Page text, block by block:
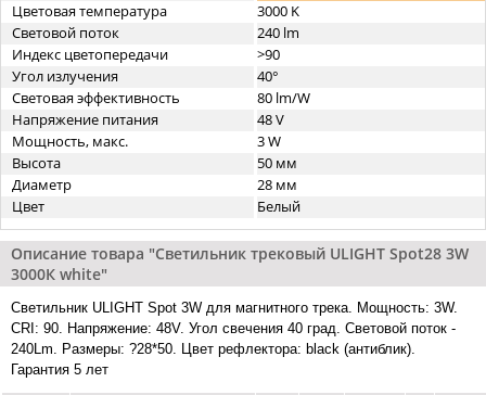
Цветовая температура
3000 K
Световой поток
240 lm
Индекс цветопередачи
>90
Угол излучения
40°
Световая эффективность
80 lm/W
Напряжение питания
48 V
Мощность, макс.
3 W
Высота
50 мм
Диаметр
28 мм
Цвет
Белый
Описание товара "Светильник трековый ULIGHT Spot28 3W
3000К white"
Светильник ULIGHT Spot 3W для магнитного трека. Мощность: 3W.
CRI: 90. Напряжение: 48V. Угол свечения 40 град. Световой поток -
240Lm. Размеры: ?28*50. Цвет рефлектора: black (антиблик).
Гарантия 5 лет